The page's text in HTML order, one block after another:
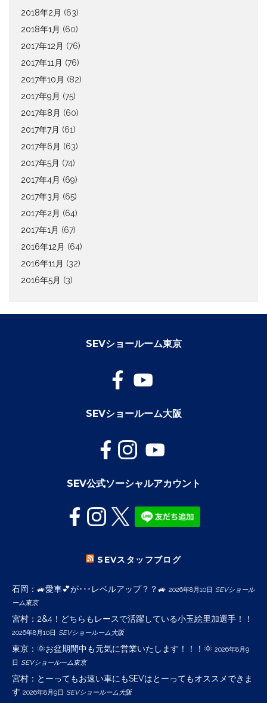
2018年2月 (63)
2018年1月 (60)
2017年12月 (76)
2017年11月 (76)
2017年10月 (82)
2017年9月 (75)
2017年8月 (60)
2017年7月 (61)
2017年6月 (63)
2017年5月 (74)
2017年4月 (69)
2017年3月 (65)
2017年2月 (64)
2017年1月 (67)
2016年12月 (64)
2016年11月 (32)
2016年5月 (3)
SEVショールーム東京
SEVショールーム大阪
SEV公式ソーシャルアカウント
SEVスタッフブログ
石岡：🚙愛車💕が･･･レベルアップ？？🚙 2026年8月10日 SEVショール
ーム東京
宮村：2&4！どちらもレースで活躍している小玉絵里加選手！！
2026年8月10日 SEVショールーム大阪
東京：🌞お盆期間中も元気に営業いたします！！！🌞 2026年8月9
日 SEVショールーム東京
宮村：とーってもお速い車にもSEVはとーってもオススメできま
す 2026年8月9日 SEVショールーム大阪